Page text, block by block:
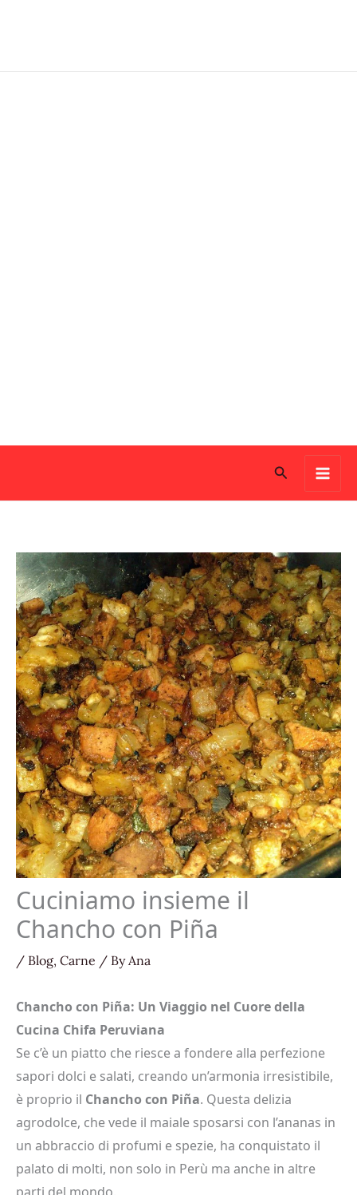
Search
Cuciniamo insieme il
Chancho con Piña
/ Blog, Carne / ByAna
Chancho con Piña: Un Viaggio nel Cuore della
Cucina Chifa Peruviana
Se c’è un piatto che riesce a fondere alla perfezione
sapori dolci e salati, creando un’armonia irresistibile,
è proprio il Chancho con Piña. Questa delizia
agrodolce, che vede il maiale sposarsi con l’ananas in
un abbraccio di profumi e spezie, ha conquistato il
palato di molti, non solo in Perù ma anche in altre